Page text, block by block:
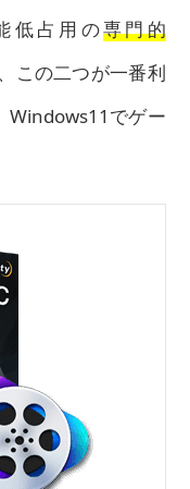
低占用の専門的
この二つが一番利
Windows11でゲー